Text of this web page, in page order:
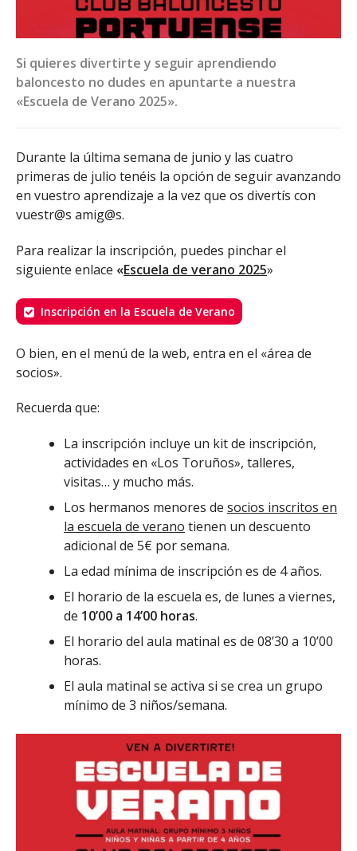
Si quieres divertirte y seguir aprendiendo
baloncesto no dudes en apuntarte a nuestra
«Escuela de Verano 2025».
Durante la última semana de junio y las cuatro
primeras de julio tenéis la opción de seguir avanzando
en vuestro aprendizaje a la vez que os divertís con
vuestr@s amig@s.
Para realizar la inscripción, puedes pinchar el
siguiente enlace «Escuela de verano 2025»
Inscripción en la Escuela de Verano
O bien, en el menú de la web, entra en el «área de
socios».
Recuerda que:
La inscripción incluye un kit de inscripción,
actividades en «Los Toruños», talleres,
visitas… y mucho más.
Los hermanos menores de socios inscritos en
la escuela de verano tienen un descuento
adicional de 5€ por semana.
La edad mínima de inscripción es de 4 años.
El horario de la escuela es, de lunes a viernes,
de 10’00 a 14’00 horas.
El horario del aula matinal es de 08’30 a 10’00
horas.
El aula matinal se activa si se crea un grupo
mínimo de 3 niños/semana.